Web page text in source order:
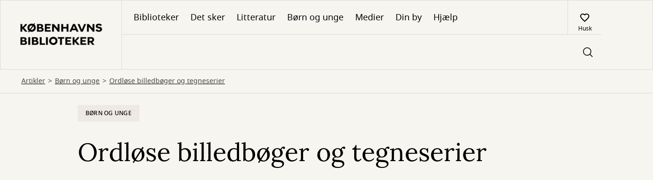
hovedindhold
Biblioteker Det sker Litteratur Børn og unge Medier Din by Hjælp
Husk
Artikler Børn og unge Ordløse billedbøger og tegneserier
BØRN OG UNGE
Ordløse billedbøger og tegneserier